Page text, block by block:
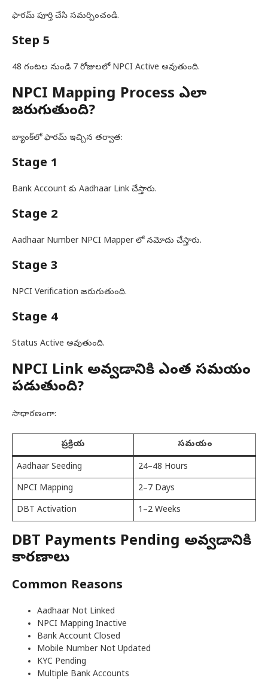
ఫారమ్ పూర్తి చేసి సమర్పించండి.
Step 5
48 గంటల నుండి 7 రోజులలో NPCI Active అవుతుంది.
NPCI Mapping Process ఎలా
జరుగుతుంది?
బ్యాంక్‌లో ఫారమ్ ఇచ్చిన తర్వాత:
Stage 1
Bank Account కు Aadhaar Link చేస్తారు.
Stage 2
Aadhaar Number NPCI Mapper లో నమోదు చేస్తారు.
Stage 3
NPCI Verification జరుగుతుంది.
Stage 4
Status Active అవుతుంది.
NPCI Link అవ్వడానికి ఎంత సమయం
పడుతుంది?
సాధారణంగా:
ప్రక్రియ
సమయం
Aadhaar Seeding
24–48 Hours
NPCI Mapping
2–7 Days
DBT Activation
1–2 Weeks
DBT Payments Pending అవ్వడానికి
కారణాలు
Common Reasons
Aadhaar Not Linked
NPCI Mapping Inactive
Bank Account Closed
Mobile Number Not Updated
KYC Pending
Multiple Bank Accounts